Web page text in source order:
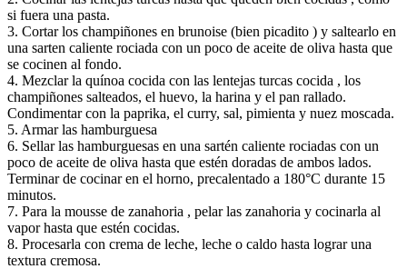
si fuera una pasta.
3. Cortar los champiñones en brunoise (bien picadito ) y saltearlo en
una sarten caliente rociada con un poco de aceite de oliva hasta que
se cocinen al fondo.
4. Mezclar la quínoa cocida con las lentejas turcas cocida , los
champiñones salteados, el huevo, la harina y el pan rallado.
Condimentar con la paprika, el curry, sal, pimienta y nuez moscada.
5. Armar las hamburguesa
6. Sellar las hamburguesas en una sartén caliente rociadas con un
poco de aceite de oliva hasta que estén doradas de ambos lados.
Terminar de cocinar en el horno, precalentado a 180°C durante 15
minutos.
7. Para la mousse de zanahoria , pelar las zanahoria y cocinarla al
vapor hasta que estén cocidas.
8. Procesarla con crema de leche, leche o caldo hasta lograr una
textura cremosa.